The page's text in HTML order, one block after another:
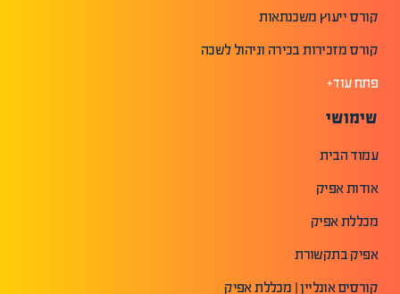
קורס ייעוץ משכנתאות
קורס מזכירות בכירה וניהול לשכה
פתח עוד+
שימושי
עמוד הבית
אודות אפיק
מכללת אפיק
אפיק בתקשורת
קורסים אונליין | מכללת אפיק